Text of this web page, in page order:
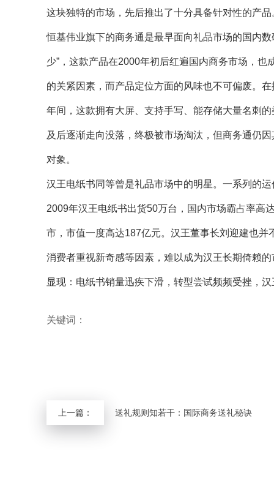
这块独特的市场，先后推出了十分具备针对性的产品
恒基伟业旗下的商务通是最早面向礼品市场的国内
少”，这款产品在2000年初后红遍国内商务市场，
的关紧因素，而产品定位方面的风味也不可偏废。
年间，这款拥有大屏、支持手写、能存储大量名刺
及后逐渐走向没落，终极被市场淘汰，但商务通仍
对象。
汉王电纸书同等曾是礼品市场中的明星。一系列的
2009年汉王电纸书出货50万台，国内市场霸占率高
市，市值一度高达187亿元。汉王董事长刘迎建也并
消费者重视新奇感等因素，难以成为汉王长期倚赖
显现：电纸书销量迅疾下滑，转型尝试频频受挫，
关键词：
上一篇： 送礼规则知若干：国际商务送礼秘诀